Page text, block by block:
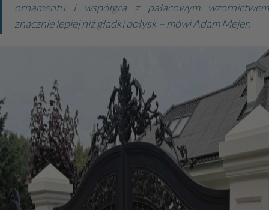
ornamentu i współgra z pałacowym wzornictwem
znacznie lepiej niż gładki połysk – mówi Adam Mejer.